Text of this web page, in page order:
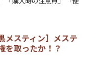
メスティン】メステ
を取ったか！？